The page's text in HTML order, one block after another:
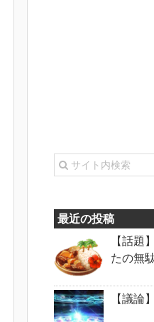
最近の投稿
【話題
たの無
【議論